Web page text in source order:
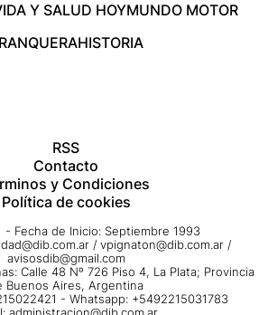
Y SALUD HOYMUNDO MOTOR
HISTORIA
RSS
Contacto
y Condiciones
Política de cookies
- Fecha de Inicio: Septiembre 1993
/ vpignaton@dib.com.ar /
avisosdib@gmail.com
Calle 48 Nº 726 Piso 4, La Plata; Provincia
Buenos Aires, Argentina
- Whatsapp: +5492215031783